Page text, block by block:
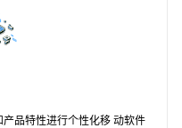
品特性进行个性化移 动软件